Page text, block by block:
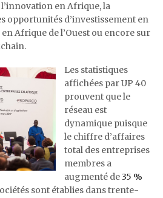
en Afrique, la
opportunités d’investissement en
Afrique de l’Ouest ou encore sur
Les statistiques
affichées par UP 40
prouvent que le
réseau est
dynamique puisque
le chiffre d’affaires
total des entreprises
membres a
augmenté de35 %
sont établies dans trente-